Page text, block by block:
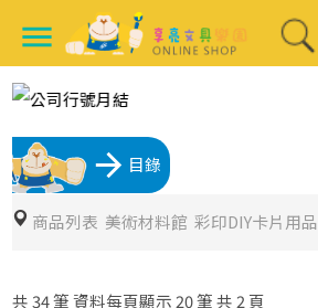
menu
arrow_forward 目錄
商品列表 美術材料館 彩印DIY卡片用品
共 34筆 資料每頁顯示 20筆 共 2 頁